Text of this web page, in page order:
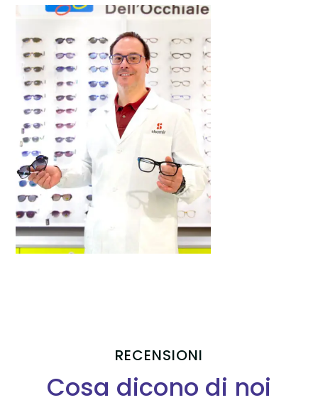
RECENSIONI
Cosa dicono di noi